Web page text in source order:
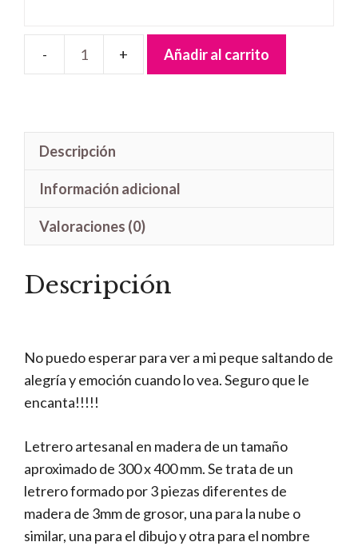
Letrero
Canina
Añadir al carrito
Descripción
Información adicional
Valoraciones (0)
Descripción
No puedo esperar para ver a mi peque saltando de
alegría y emoción cuando lo vea. Seguro que le
encanta!!!!!
Letrero artesanal en madera de un tamaño
aproximado de 300 x 400 mm. Se trata de un
letrero formado por 3 piezas diferentes de
madera de 3mm de grosor, una para la nube o
similar, una para el dibujo y otra para el nombre